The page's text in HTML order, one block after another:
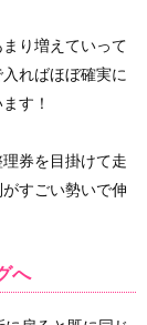
り増えていって
ればほぼ確実に
す！
券を目掛けて走
すごい勢いで伸
へ